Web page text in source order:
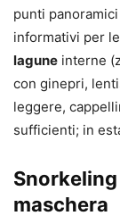
punti panoramici
informativi per
lagune interne
con ginepri,
leggere,
sufficienti; in
maschera